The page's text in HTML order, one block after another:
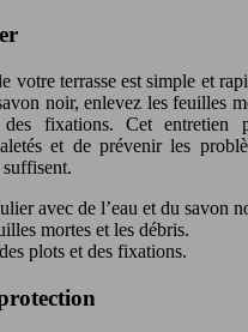
votre terrasse est simple et
noir, enlevez les feuilles
fixations. Cet entretien
et de prévenir les
avec de l’eau et du savon
mortes et les débris.
plots et des fixations.